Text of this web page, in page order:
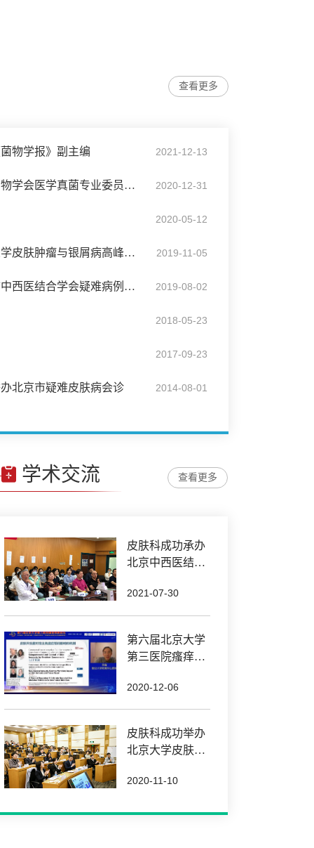
查看更多
物学报》副主编 2021-12-13
李东明教授当选中国菌物学会医学真菌专业委员会副主任委员 2020-12-31
2020-05-12
皮肤科成功举办北京大学皮肤肿瘤与银屑病高峰论坛 2019-11-05
皮肤科成功举办北京市中西医结合学会疑难病例会诊 2019-08-02
2018-05-23
2017-09-23
北京市疑难皮肤病会诊 2014-08-01
学术交流 查看更多
皮肤科成功承办
北京中西医结合
难病例讨论会
2021-07-30
第六届北京大学
第三医院瘙痒疾
2020-12-06
皮肤科成功举办
北京大学皮肤肿
论坛
2020-11-10